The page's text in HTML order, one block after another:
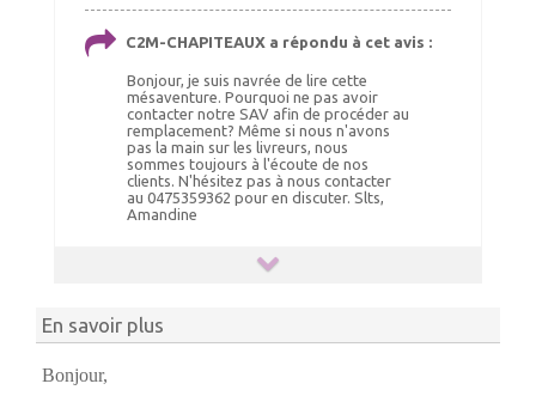
C2M-CHAPITEAUX a répondu à cet avis :
Bonjour, je suis navrée de lire cette
mésaventure. Pourquoi ne pas avoir
contacter notre SAV afin de procéder au
remplacement? Même si nous n'avons
pas la main sur les livreurs, nous
sommes toujours à l'écoute de nos
clients. N'hésitez pas à nous contacter
au 0475359362 pour en discuter. Slts,
Amandine
En savoir plus
Bonjour,